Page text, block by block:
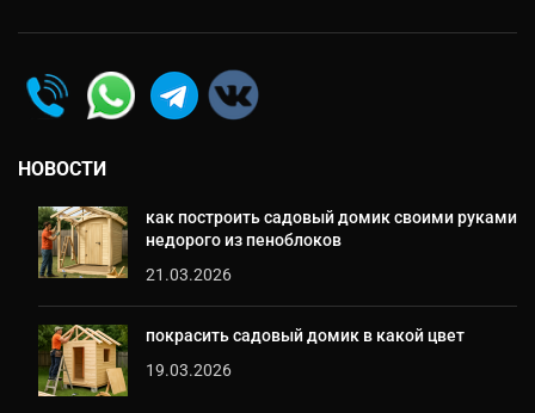
НОВОСТИ
как построить садовый домик своими руками
недорого из пеноблоков
21.03.2026
покрасить садовый домик в какой цвет
19.03.2026